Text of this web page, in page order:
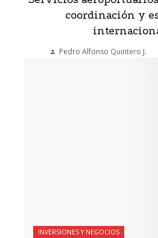
coordinación y
Pedro Alfonso Quintero J.
INVERSIONES Y NEGOCIOS